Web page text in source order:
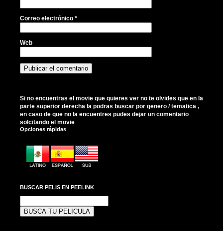
Correo electrónico *
Web
Si no encuentras el movie que quieres ver no te olvides que en la
parte superior derecha la podras buscar por genero / tematica ,
en caso de que no la encuentres pudes dejar un comentario
solcitando el movie
Opciones rápidas
BUSCAR PELIS EN PEELINK